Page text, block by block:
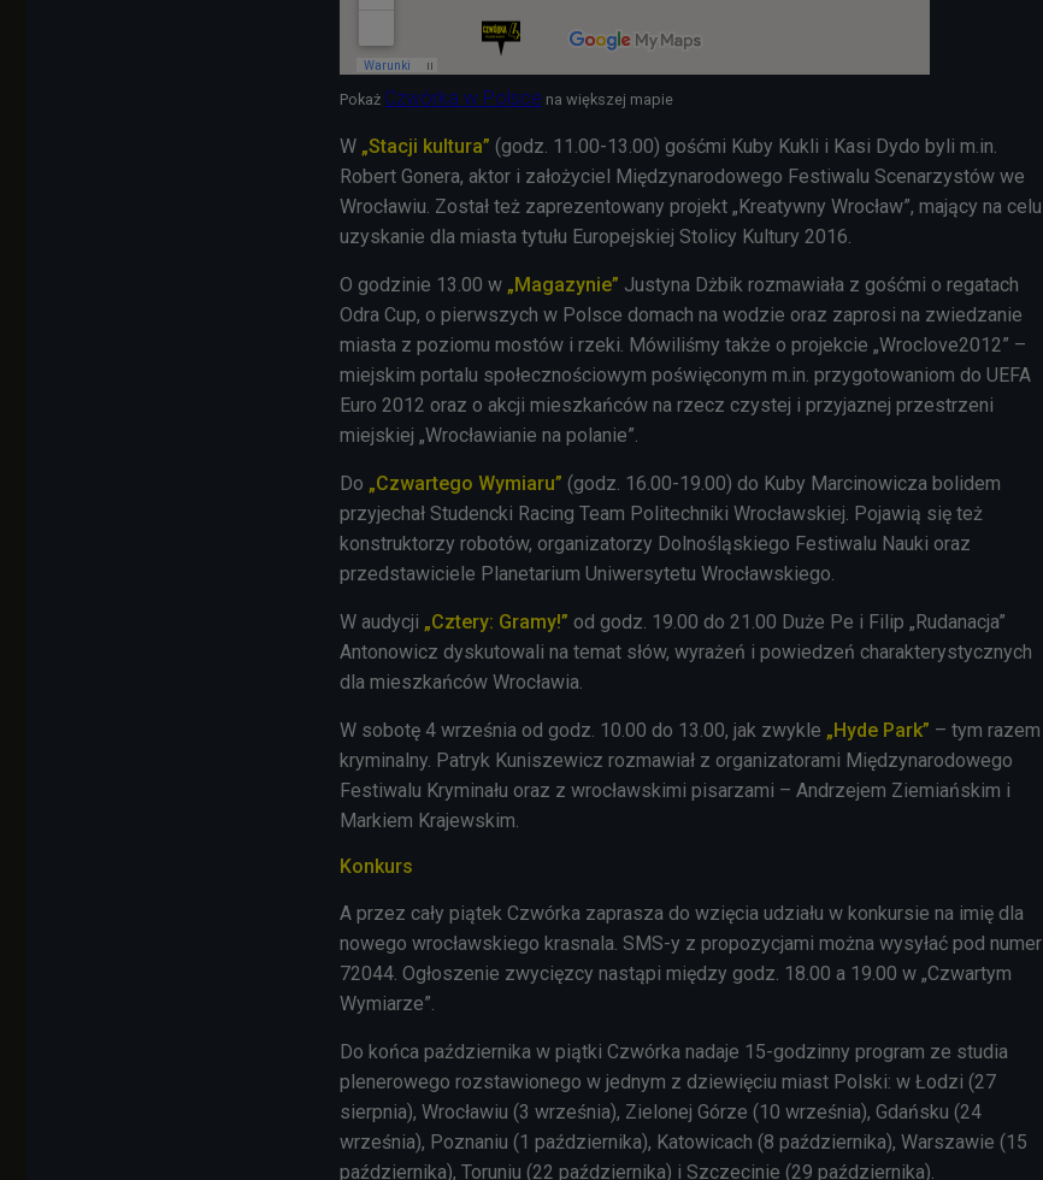
Pokaż Czwórka w Polsce na większej mapie
W „Stacji kultura” (godz. 11.00-13.00) gośćmi Kuby Kukli i Kasi Dydo byli m.in.
Robert Gonera, aktor i założyciel Międzynarodowego Festiwalu Scenarzystów we
Wrocławiu. Został też zaprezentowany projekt „Kreatywny Wrocław”, mający na celu
uzyskanie dla miasta tytułu Europejskiej Stolicy Kultury 2016.
O godzinie 13.00 w „Magazynie” Justyna Dżbik rozmawiała z gośćmi o regatach
Odra Cup, o pierwszych w Polsce domach na wodzie oraz zaprosi na zwiedzanie
miasta z poziomu mostów i rzeki. Mówiliśmy także o projekcie „Wroclove2012” –
miejskim portalu społecznościowym poświęconym m.in. przygotowaniom do UEFA
Euro 2012 oraz o akcji mieszkańców na rzecz czystej i przyjaznej przestrzeni
miejskiej „Wrocławianie na polanie”.
Do „Czwartego Wymiaru” (godz. 16.00-19.00) do Kuby Marcinowicza bolidem
przyjechał Studencki Racing Team Politechniki Wrocławskiej. Pojawią się też
konstruktorzy robotów, organizatorzy Dolnośląskiego Festiwalu Nauki oraz
przedstawiciele Planetarium Uniwersytetu Wrocławskiego.
W audycji „Cztery: Gramy!” od godz. 19.00 do 21.00 Duże Pe i Filip „Rudanacja”
Antonowicz dyskutowali na temat słów, wyrażeń i powiedzeń charakterystycznych
dla mieszkańców Wrocławia.
W sobotę 4 września od godz. 10.00 do 13.00, jak zwykle „Hyde Park” – tym razem
kryminalny. Patryk Kuniszewicz rozmawiał z organizatorami Międzynarodowego
Festiwalu Kryminału oraz z wrocławskimi pisarzami – Andrzejem Ziemiańskim i
Markiem Krajewskim.
Konkurs
A przez cały piątek Czwórka zaprasza do wzięcia udziału w konkursie na imię dla
nowego wrocławskiego krasnala. SMS-y z propozycjami można wysyłać pod numer
72044. Ogłoszenie zwycięzcy nastąpi między godz. 18.00 a 19.00 w „Czwartym
Wymiarze”.
Do końca października w piątki Czwórka nadaje 15-godzinny program ze studia
plenerowego rozstawionego w jednym z dziewięciu miast Polski: w Łodzi (27
sierpnia), Wrocławiu (3 września), Zielonej Górze (10 września), Gdańsku (24
września), Poznaniu (1 października), Katowicach (8 października), Warszawie (15
października), Toruniu (22 października) i Szczecinie (29 października).